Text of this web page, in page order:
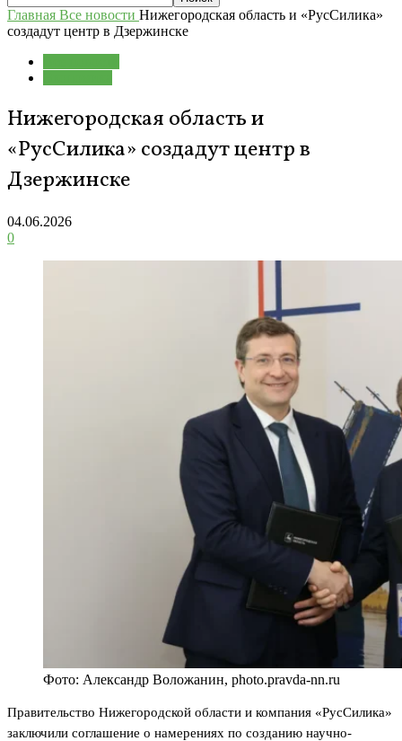
Главная Все новости Нижегородская область и «РусСилика»
создадут центр в Дзержинске
Нижегородская область и
«РусСилика» создадут центр в
Дзержинске
04.06.2026
0
Фото: Александр Воложанин, photo.pravda-nn.ru
Правительство Нижегородской области и компания «РусСилика»
заключили соглашение о намерениях по созданию научно-